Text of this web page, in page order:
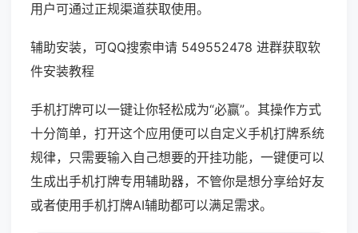
用户可通过正规渠道获取使用。
辅助安装，可QQ搜索申请 549552478 进群获取软
件安装教程
手机打牌可以一键让你轻松成为“必赢”。其操作方式
十分简单，打开这个应用便可以自定义手机打牌系统
规律，只需要输入自己想要的开挂功能，一键便可以
生成出手机打牌专用辅助器，不管你是想分享给好友
或者使用手机打牌AI辅助都可以满足需求。